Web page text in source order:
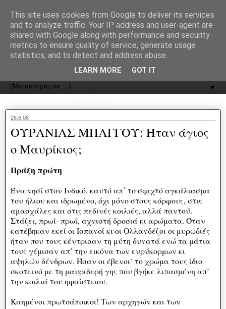
ΟΔΟΣ
▼
26.6.08
ΟΥΡΑΝΙΑΣ ΜΠΑΓΓΟΥ: Ήταν άγιος
ο Μαυρίκιος;
Πράξη πρώτη
Ένα νησί στον Ινδικό, καυτό απ΄ το σφιχτό αγκάλιασμα
του ήλιου και ιδρωμένο, όχι μόνο στους κόρφους, στις
αμασχάλες και στις πεδινές κοιλιές, αλλά παντού.
Στάζει, πρωί- πρωί, αχνιστή δροσιά κι αρώματα. Όταν
κατέβηκαν εκεί οι Ισπανοί κι οι Ολλανδέζοι οι μυρωδιές
ήταν που τους κέντρισαν τη μύτη δυνατά ενώ τα μάτια
τους γέμισαν απ’ την εικόνα των ευρύκορμων κι
αψηλών δένδρων. Ήσαν οι έβενοι˙ το χρώμα τους ίδιο
σκοτεινό με τη μαυριδερή γης που βγήκε λιπασμένη απ’
την κοιλιά του ηφαίστειου.
Καημένοι πρωτοάποικοι! Των αρχηγών και των
This site uses cookies from Google to deliver its services
and to analyze traffic. Your IP address and user-agent are
shared with Google along with performance and security
metrics to ensure quality of service, generate usage
statistics, and to detect and address abuse.
LEARN MORE GOT IT